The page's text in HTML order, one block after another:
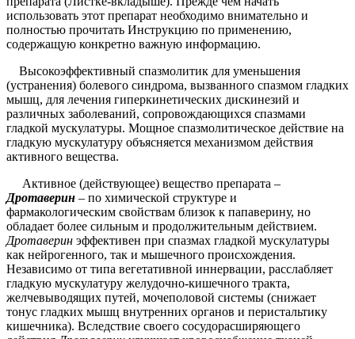
использовать этот препарат необходимо внимательно и
полностью прочитать Инструкцию по применению,
содержащую конкретно важную информацию.
Высокоэффективный спазмолитик для уменьшения
(устранения) болевого синдрома, вызванного спазмом гладких
мышц, для лечения гиперкинетических дискинезий и
различных заболеваний, сопровождающихся спазмами
гладкой мускулатуры. Мощное спазмолитическое действие на
гладкую мускулатуру объясняется механизмом действия
активного вещества.
Активное (действующее) вещество препарата –
Дротаверин – по химической структуре и
фармакологическим свойствам близок к папаверину, но
обладает более сильным и продолжительным действием.
Дротаверин эффективен при спазмах гладкой мускулатуры
как нейрогенного, так и мышечного происхождения.
Независимо от типа вегетативной иннервации, расслабляет
гладкую мускулатуру желудочно-кишечного тракта,
желчевыводящих путей, мочеполовой системы (снижает
тонус гладких мышц внутренних органов и перистальтику
кишечника). Вследствие своего сосудорасширяющего